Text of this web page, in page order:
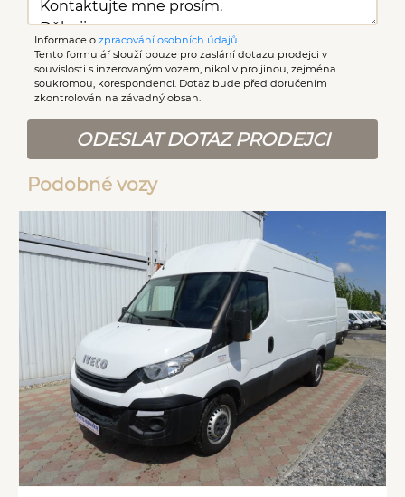
Informace o zpracování osobních údajů.
Tento formulář slouží pouze pro zaslání dotazu prodejci v
souvislosti s inzerovaným vozem, nikoliv pro jinou, zejména
soukromou, korespondenci. Dotaz bude před doručením
zkontrolován na závadný obsah.
ODESLAT DOTAZ PRODEJCI
Podobné vozy